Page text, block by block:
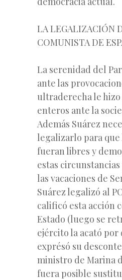
LA LEGALIZACIÓN
COMUNISTA DE
La serenidad del
ante las
ultraderecha le
enteros ante la
Además Suárez
legalizarlo para que
fueran libres y
estas
las vacaciones de
Suárez legalizó al
calificó esta acción
Estado (luego se
ejército la acató
exprésó su
ministro de Marina
fuera posible